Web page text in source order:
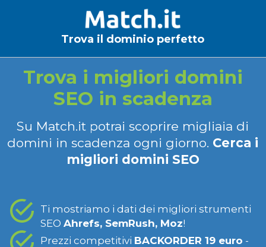
Trova il dominio perfetto
Trova i migliori domini
SEO in scadenza
Su Match.it potrai scoprire migliaia di
domini in scadenza ogni giorno. Cerca i
migliori domini SEO
Ti mostriamo i dati dei migliori strumenti
SEO Ahrefs, SemRush, Moz!
Prezzi competitivi BACKORDER 19 euro -